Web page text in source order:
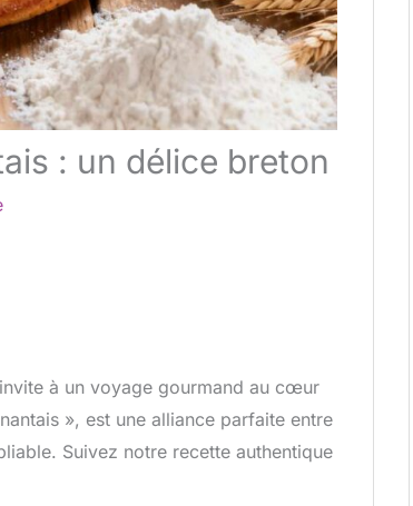
: un délice breton
à un voyage gourmand au cœur
», est une alliance parfaite entre
Suivez notre recette authentique